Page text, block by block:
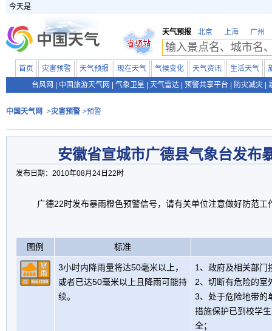
今天是
天气预报 北京 上海 广州
首页 灾害预警 天气预报 现在天气 气候变化 天气资讯 生活天气
台风网
中国旅游天气网 气象卫星 天气雷达 预警共享平台 防灾减灾
中国天气网 >灾害预警 >预警
安徽省宣城市广德县气象台发布
发布日期：2010年08月24日22时
广德22时发布暴雨橙色预警信号，请有关单位注意做好防范工
图例 标准
3小时内降雨量将达50毫米以上，
或者已达50毫米以上且降雨可能持
续。
1、政府及相关部门
2、切断有危险的室
3、处于危险地带的
措施保护已到校学
全；